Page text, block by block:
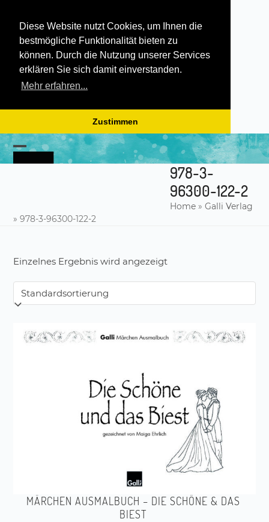
Diese Website nutzt Cookies, um Ihnen die
bestmögliche Funktionalität bieten zu
können. Durch die Nutzung unserer Services
erklären Sie sich damit einverstanden.
Mehr erfahren...
Zustimmen
Skip
to
content
Open
Close
978-3-
96300-122-2
Home» Galli Verlag
»978-3-96300-122-2
Einzelnes Ergebnis wird angezeigt
MÄRCHEN AUSMALBUCH – DIE SCHÖNE & DAS
BIEST